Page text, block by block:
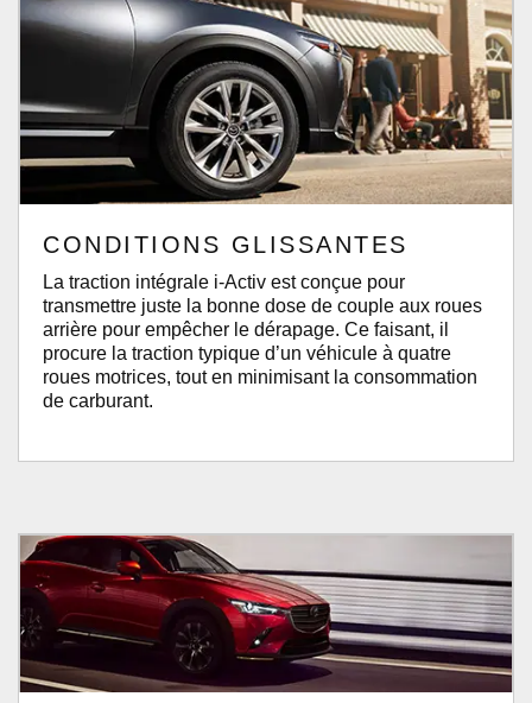
CONDITIONS GLISSANTES
La traction intégrale i-Activ est conçue pour
transmettre juste la bonne dose de couple aux roues
arrière pour empêcher le dérapage. Ce faisant, il
procure la traction typique d’un véhicule à quatre
roues motrices, tout en minimisant la consommation
de carburant.